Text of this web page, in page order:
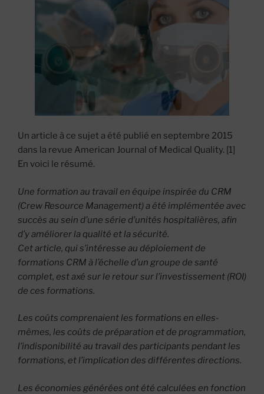
Un article à ce sujet a été publié en septembre 2015
dans la revue American Journal of Medical Quality. [1]
En voici le résumé.
Une formation au travail en équipe inspirée du CRM
(Crew Resource Management) a été implémentée avec
succès au sein d’une série d’unités hospitalières, afin
d’y améliorer la qualité et la sécurité.
Cet article, qui s’intéresse au déploiement de
formations CRM à l’échelle d’un groupe de santé
complet, est axé sur le retour sur l’investissement (ROI)
de ces formations.
Les coûts comprenaient les formations en elles-
mêmes, les coûts de préparation et de programmation,
l’indisponibilité au travail des participants pendant les
formations, et l’implication des différentes directions.
Les économies générées ont été calculées en fonction